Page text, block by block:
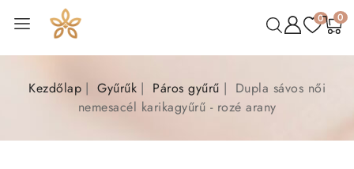
0 0
Kezdőlap Gyűrűk Páros gyűrű
Dupla sávos női
nemesacél karikagyűrű - rozé arany